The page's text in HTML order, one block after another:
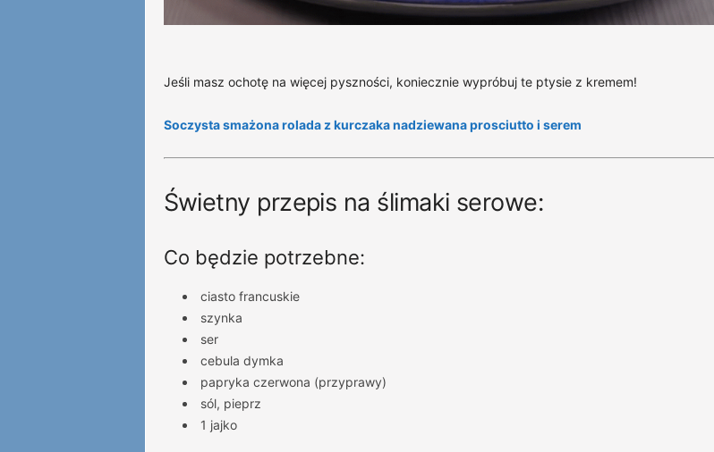
Jeśli masz ochotę na więcej pyszności, koniecznie wypróbuj te ptysie z kremem!
Soczysta smażona rolada z kurczaka nadziewana prosciutto i serem
Świetny przepis na ślimaki serowe:
Co będzie potrzebne:
ciasto francuskie
szynka
ser
cebula dymka
papryka czerwona (przyprawy)
sól, pieprz
1 jajko